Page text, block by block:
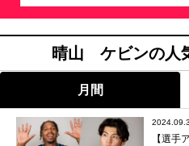
晴山 ケビンの人
月間
【選手